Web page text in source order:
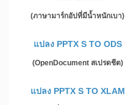
(ภาษามาร์กอัปที่มีน้ำหนักเบา)
แปลง PPTX S TO ODS
(OpenDocument สเปรดชีต)
แปลง PPTX S TO XLAM